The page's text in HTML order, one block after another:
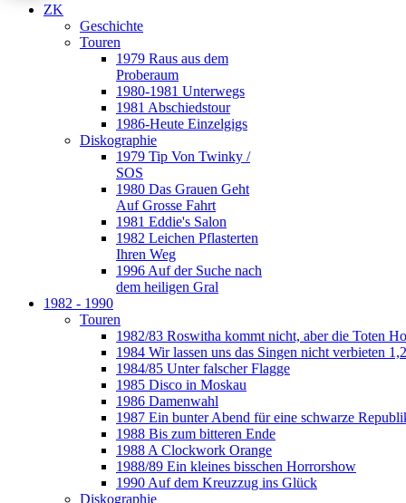
ZK
Geschichte
Touren
1979 Raus aus dem
Proberaum
1980-1981 Unterwegs
1981 Abschiedstour
1986-Heute Einzelgigs
Diskographie
1979 Tip Von Twinky /
SOS
1980 Das Grauen Geht
Auf Grosse Fahrt
1981 Eddie's Salon
1982 Leichen Pflasterten
Ihren Weg
1996 Auf der Suche nach
dem heiligen Gral
1982 - 1990
Touren
1982/83 Roswitha kommt nicht, aber die Toten
1984 Wir lassen uns das Singen nicht verbieten
1984/85 Unter falscher Flagge
1985 Disco in Moskau
1986 Damenwahl
1987 Ein bunter Abend für eine schwarze
1988 Bis zum bitteren Ende
1988 A Clockwork Orange
1988/89 Ein kleines bisschen Horrorshow
1990 Auf dem Kreuzzug ins Glück
Diskographie